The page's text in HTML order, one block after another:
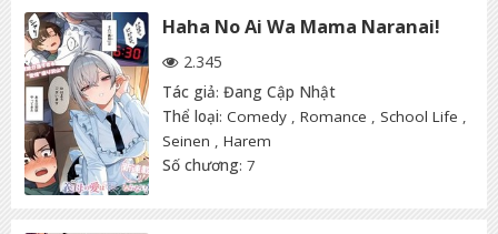
Haha No Ai Wa Mama Naranai!
2.345
Tác giả: Đang Cập Nhật
Thể loại: Comedy , Romance , School Life ,
Seinen , Harem
Số chương: 7